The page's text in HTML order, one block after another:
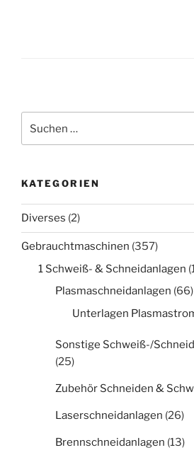
nach:
KATEGORIEN
Diverses (2)
Gebrauchtmaschinen (357)
1 Schweiß- & Schneidanlagen
Plasmaschneidanlagen (66)
Unterlagen
Sonstige Schweiß-/
(25)
Zubehör Schneiden &
Laserschneidanlagen (26)
Brennschneidanlagen (13)